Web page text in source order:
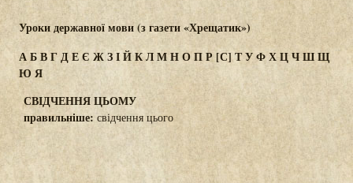
Уроки державної мови (з газети «Хрещатик»)
АБВГДЕЄ ЖЗІЙКЛМНОПР [С] ТУФХЦЧШЩ
Ю Я
СВІДЧЕННЯ ЦЬОМУ
правильніше: свідчення цього